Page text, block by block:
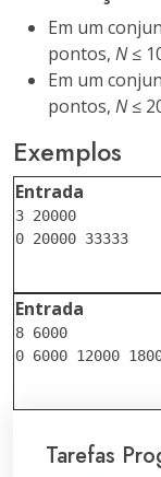
Em um
pontos, N≤
Em um
pontos, N≤
Exemplos
Entrada
3 20000
0 20000 33333
Entrada
8 6000
0 6000 12000
Tarefas